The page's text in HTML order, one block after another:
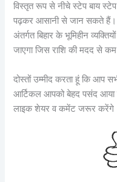
विस्तृत रूप से नीचे स्टेप बाय
पढ़कर आसानी से जान सकते हैं।
अंतर्गत बिहार के भूमिहीन
जाएगा जिस राशि की मदद से
दोस्तों उम्मीद करता हूं कि आप
आर्टिकल आपको बेहद पसंद आया
लाइक शेयर व कमेंट जरूर करेंगे